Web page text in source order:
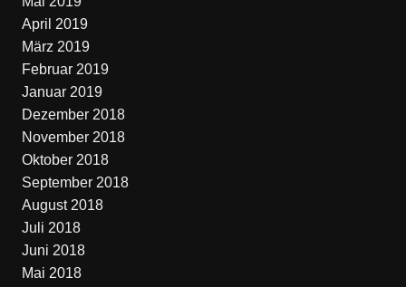
April 2019
März 2019
Februar 2019
Januar 2019
Dezember 2018
November 2018
Oktober 2018
September 2018
August 2018
Juli 2018
Juni 2018
Mai 2018